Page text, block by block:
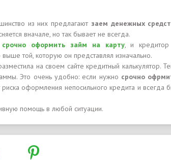
из них предлагают заем денежных
вначале, но так бывает не всегда.
срочно оформить займ на карту, и кредитор
выше той, которую он представлял изначально.
на своем сайте кредитный калькулятор.
Это очень удобно: если нужно срочно
оформления непосильного кредита и всегда
помощь в любой ситуации.